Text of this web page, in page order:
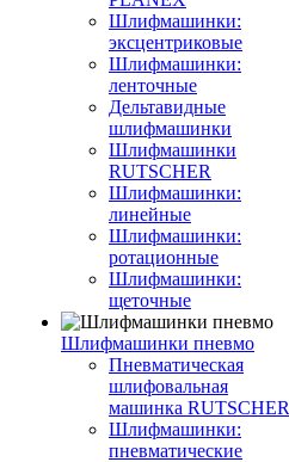
Шлифмашинки:
эксцентриковые
Шлифмашинки:
ленточные
Дельтавидные
шлифмашинки
Шлифмашинки
RUTSCHER
Шлифмашинки:
линейные
Шлифмашинки:
ротационные
Шлифмашинки:
щеточные
Шлифмашинки пневмо
Пневматическая
шлифовальная
машинка RUTSCHER
Шлифмашинки:
пневматические